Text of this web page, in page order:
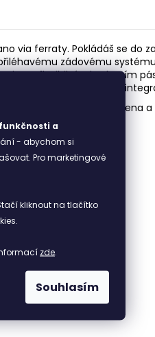
a
- abychom si
Pro marketingové
kliknout na tlačítko
zde
Souhlasím
via ferraty. Pokládáš se do
zádovému
zip na flexibilním bederním
ukryješ celý batoh pod
zatížení mezi ramena